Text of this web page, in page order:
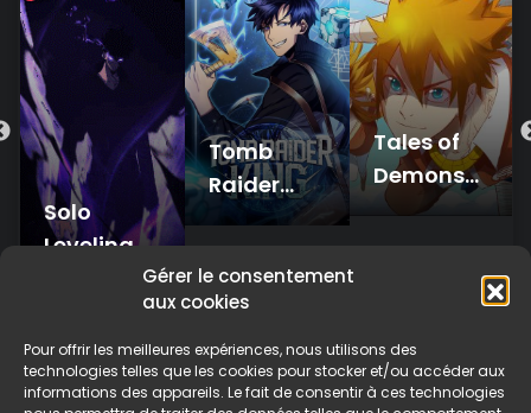
Gérer le consentement
aux cookies
Pour offrir les meilleures expériences, nous utilisons des
technologies telles que les cookies pour stocker et/ou accéder aux
informations des appareils. Le fait de consentir à ces technologies
Solo
Leveling
Tomb
Raider
King
Tales of
Demons
and Gods